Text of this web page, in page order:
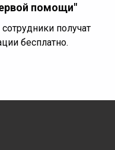
помощи"
получат
бесплатно.